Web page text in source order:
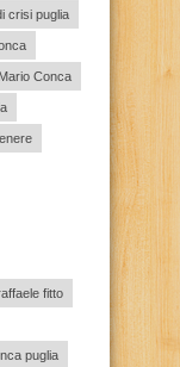
crisi puglia
Mario Conca
fitto
puglia